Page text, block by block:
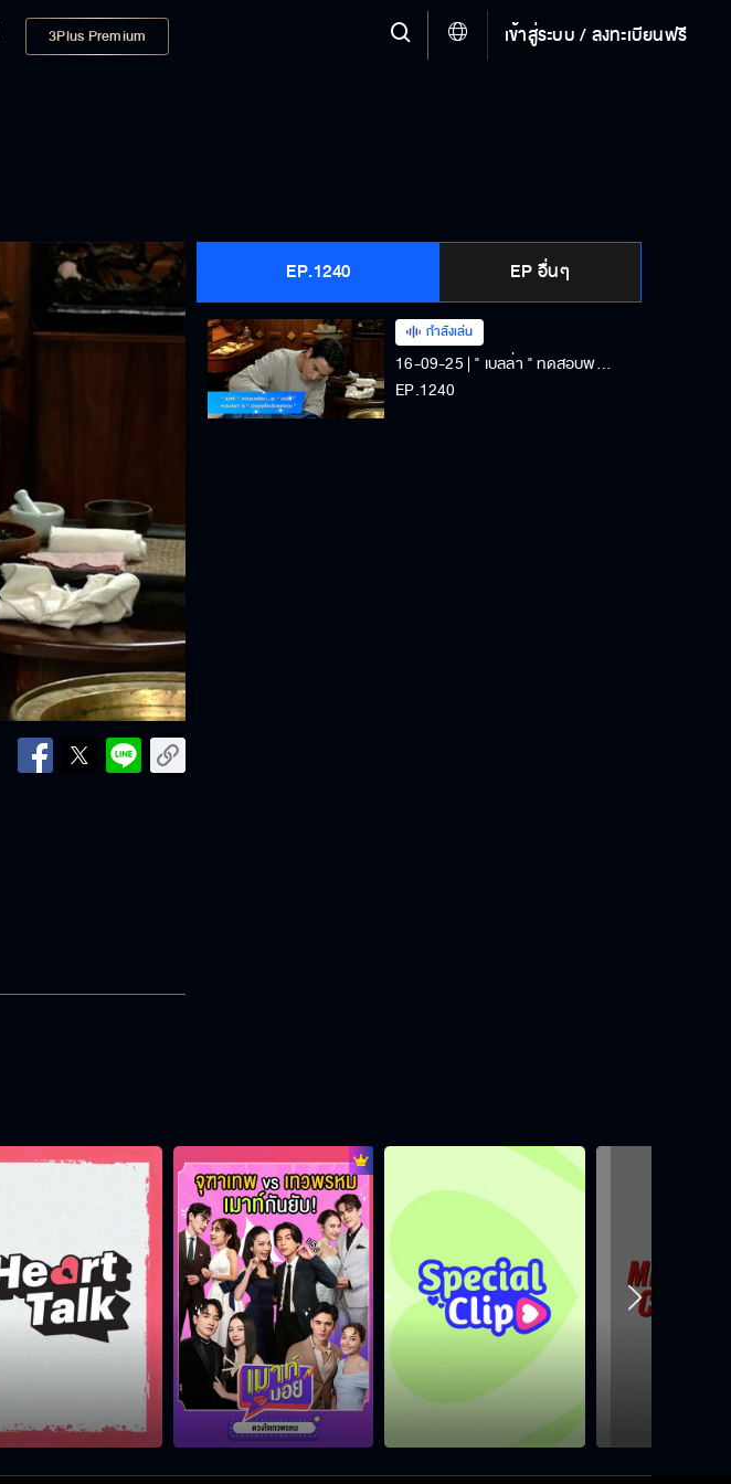
3Plus Premium เข้าสู่ระบบ / ลงทะเบียนฟรี
EP.1240 EP อื่นๆ
กำลังเล่น
16-09-25 | " เบลล่า " ทดสอบพลังขา...เตะ " เจมส์จิ " ใน " เจ้าคุณพี่กับอีนางคำดวง "
EP.1240